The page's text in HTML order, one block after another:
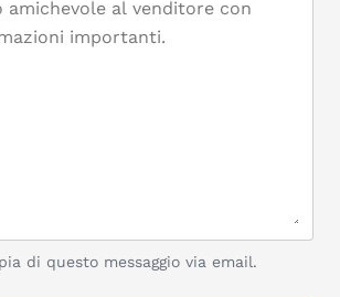
di questo messaggio via email.